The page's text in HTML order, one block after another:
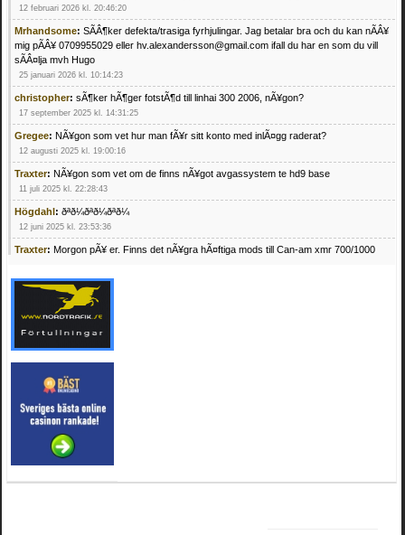
12 februari 2026 kl. 20:46:20
Mrhandsome: SÃÂ¶ker defekta/trasiga fyrhjulingar. Jag betalar bra och du kan nÃÂ¥
mig pÃÂ¥ 0709955029 eller hv.alexandersson@gmail.com ifall du har en som du vill
sÃÂ¤lja mvh Hugo
25 januari 2026 kl. 10:14:23
christopher: sÃ¶ker hÃ¶ger fotstÃ¶d till linhai 300 2006, nÃ¥gon?
17 september 2025 kl. 14:31:25
Gregee: NÃ¥gon som vet hur man fÃ¥r sitt konto med inlÃ¤gg raderat?
12 augusti 2025 kl. 19:00:16
Traxter: NÃ¥gon som vet om de finns nÃ¥got avgassystem te hd9 base
11 juli 2025 kl. 22:28:43
Högdahl: ðªð¼ðªð¼ðªð¼
12 juni 2025 kl. 23:53:36
Traxter: Morgon pÃ¥ er. Finns det nÃ¥gra hÃ¤ftiga mods till Can-am xmr 700/1000
Mrhandsome:SÃ¶ker defekta/trasiga fyrhjulingar. Jag betalar bra och du kan nÃ¥ mig
pÃ¥ 0709955029 eller hv.alexandersson@gmail.com ifall du har en som du vill sÃ¤lja
mvh Hugo
21 februari 2025 kl. 09:25:52
Oscar5:NÃ¥gon som vet vad man kan begÃ¤ra fÃ¶r en Honda TRX 350 FE 2005
4 februari 2025 kl. 19:20:50
Oscar5:44
4 februari 2025 kl. 19:15:36
Greger59:NÃ¤gon som vet har en Cetek 500 EFI
15 januari 2025 kl. 23:49:44
Mrhandsome:SÃÂ¶ker defekta/trasiga fyrhjulingar. Jag betalar bra och du kan nÃÂ¥